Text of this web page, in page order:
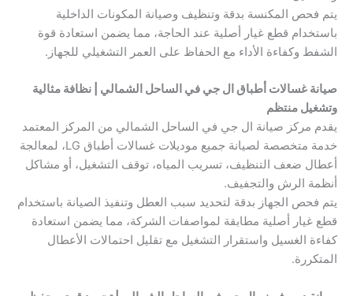
يتم فحص المكنسة بدقة وتنظيف وصيانة المكونات الداخلية
باستخدام قطع غيار أصلية عند الحاجة، مما يضمن استعادة قوة
الشفط وكفاءة الأداء مع الحفاظ على العمر التشغيلي للجهاز.
صيانة غسالات أطباق ال جي في الساحل الشمالي | نظافة مثالية
وتشغيل منتظم
يقدم مركز صيانة ال جي في الساحل الشمالي من المركز المعتمد
خدمة متخصصة لصيانة جميع موديلات غسالات أطباق LG، لمعالجة
أعطال ضعف التنظيف، تسريب المياه، توقف التشغيل، أو مشاكل
أنظمة الرش والتجفيف.
يتم فحص الجهاز بدقة لتحديد سبب العطل وتنفيذ الصيانة باستخدام
قطع غيار أصلية مطابقة لمواصفات الشركة، مما يضمن استعادة
كفاءة الغسيل واستقرار التشغيل مع تقليل احتمالات الأعطال
المتكررة.